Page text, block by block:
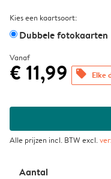
Kies een kaartsoort:
Dubbele fotokaarten
Vanaf
€ 11,99 offers Elke
Alle prijzen incl. BTW excl.
Aantal